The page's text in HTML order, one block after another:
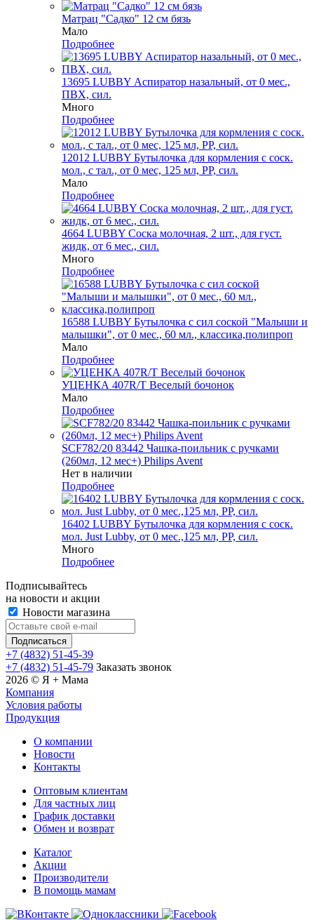
Матрац "Садко" 12 см бязь
Мало
Подробнее
13695 LUBBY Аспиратор назальный, от 0 мес.,
ПВХ, сил.
Много
Подробнее
12012 LUBBY Бутылочка для кормления с соск.
мол., с тал., от 0 мес, 125 мл, PP, сил.
Мало
Подробнее
4664 LUBBY Соска молочная, 2 шт., для густ.
жидк, от 6 мес., сил.
Много
Подробнее
16588 LUBBY Бутылочка с сил соской "Малыши и
малышки", от 0 мес., 60 мл., классика,полипроп
Мало
Подробнее
УЦЕНКА 407R/Т Веселый бочонок
Мало
Подробнее
SCF782/20 83442 Чашка-поильник с ручками
(260мл, 12 мес+) Philips Avent
Нет в наличии
Подробнее
16402 LUBBY Бутылочка для кормления с соск.
мол. Just Lubby, от 0 мес.,125 мл, PP, сил.
Много
Подробнее
Подписывайтесь
на новости и акции
Новости магазина
+7 (4832) 51-45-39
+7 (4832) 51-45-79 Заказать звонок
2026 © Я + Мама
Компания
Условия работы
Продукция
О компании
Новости
Контакты
Оптовым клиентам
Для частных лиц
График доставки
Обмен и возврат
Каталог
Акции
Производители
В помощь мамам